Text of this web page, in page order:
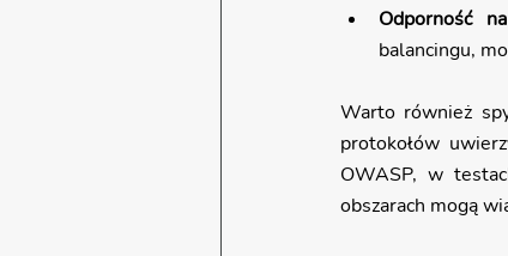
Odporność
balancingu,
Warto również
protokołów
OWASP, w
obszarach mogą